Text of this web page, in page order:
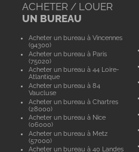
ACHETER / LOUER
UN BUREAU
Acheter un bureau à Vincennes
(94300)
Acheter un bureau à Paris
(75020)
Acheter un bureau à 44 Loire-
Atlantique
Acheter un bureau à 84
Vaucluse
Acheter un bureau à Chartres
(28000)
Acheter un bureau à Nice
(06000)
Acheter un bureau à Metz
(57000)
Acheter un bureau à 40 Landes